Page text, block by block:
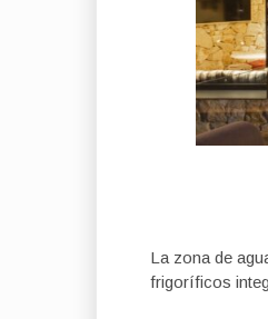
La zona de
frigoríficos